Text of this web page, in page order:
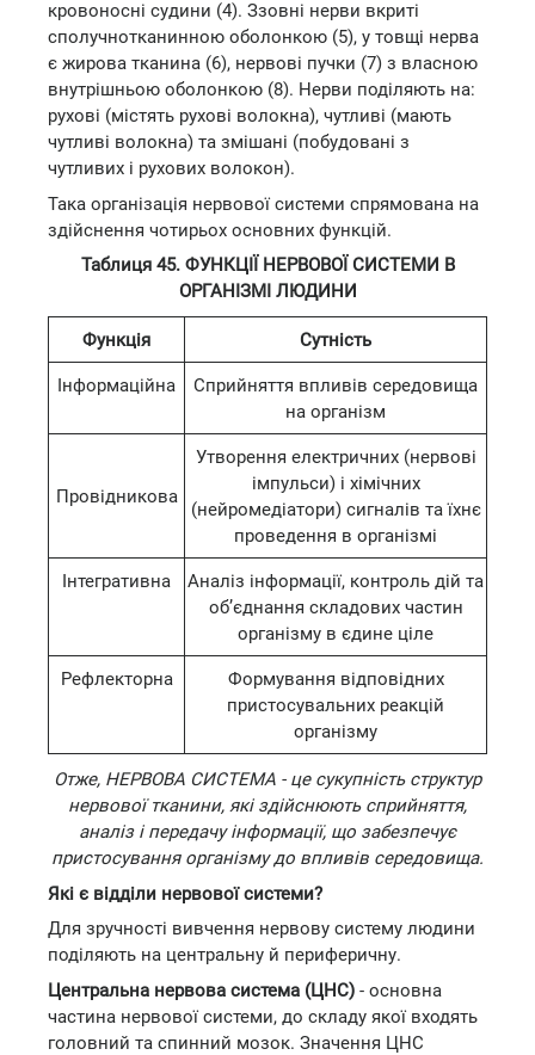
кровоносні судини (4). Ззовні нерви вкриті
сполучнотканинною оболонкою (5), у товщі нерва
є жирова тканина (6), нервові пучки (7) з власною
внутрішньою оболонкою (8). Нерви поділяють на:
рухові (містять рухові волокна), чутливі (мають
чутливі волокна) та змішані (побудовані з
чутливих і рухових волокон).
Така організація нервової системи спрямована на
здійснення чотирьох основних функцій.
Таблиця 45. ФУНКЦІЇ НЕРВОВОЇ СИСТЕМИ В
ОРГАНІЗМІ ЛЮДИНИ
Функція Сутність
Інформаційна
Сприйняття впливів середовища
на організм
Провідникова
Утворення електричних (нервові
імпульси) і хімічних
(нейромедіатори) сигналів та їхнє
проведення в організмі
Інтегративна
Аналіз інформації, контроль дій та
об’єднання складових частин
організму в єдине ціле
Рефлекторна
Формування відповідних
пристосувальних реакцій
організму
Отже, НЕРВОВА СИСТЕМА - це сукупність структур
нервової тканини, які здійснюють сприйняття,
аналіз і передачу інформації, що забезпечує
пристосування організму до впливів середовища.
Які є відділи нервової системи?
Для зручності вивчення нервову систему людини
поділяють на центральну й периферичну.
Центральна нервова система (ЦНС) - основна
частина нервової системи, до складу якої входять
головний та спинний мозок. Значення ЦНС